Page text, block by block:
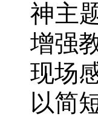
神主
增强
现场
以简